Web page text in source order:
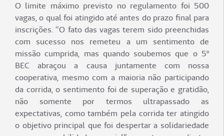
O limite máximo previsto no regulamento foi 500
vagas, o qual foi atingido até antes do prazo final para
inscrições. “O fato das vagas terem sido preenchidas
com sucesso nos remeteu a um sentimento de
missão cumprida, mas quando soubemos que o 5º
BEC abraçou a causa juntamente com nossa
cooperativa, mesmo com a maioria não participando
da corrida, o sentimento foi de superação e gratidão,
não somente por termos ultrapassado as
expectativas, como também pela corrida ter atingido
o objetivo principal que foi despertar a solidariedade